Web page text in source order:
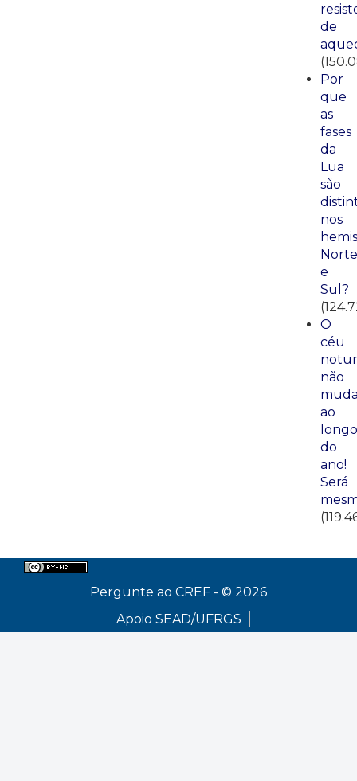
de
Por
que
as
fases
da
Lua
são
nos
Norte
e
Sul?
O
céu
não
ao
longo
do
ano!
Será
Pergunte ao CREF - © 2026
Apoio SEAD/UFRGS